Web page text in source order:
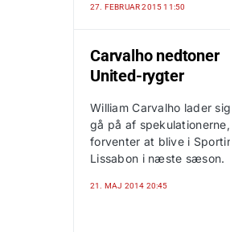
27. FEBRUAR 2015 11:50
Carvalho nedtoner
United-rygter
William Carvalho lader
gå på af
forventer at blive i
Lissabon i næste sæson.
21. MAJ 2014 20:45